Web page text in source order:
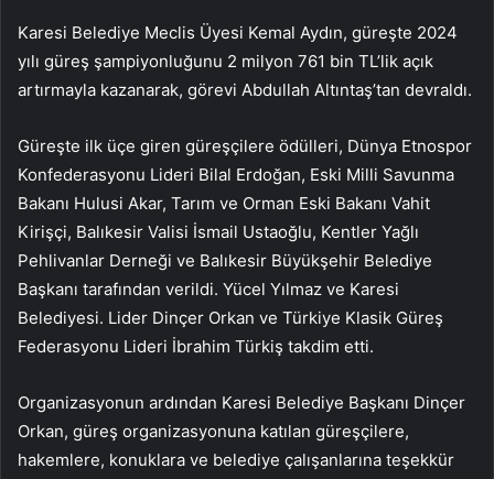
Karesi Belediye Meclis Üyesi Kemal Aydın, güreşte 2024
yılı güreş şampiyonluğunu 2 milyon 761 bin TL’lik açık
artırmayla kazanarak, görevi Abdullah Altıntaş’tan devraldı.
Güreşte ilk üçe giren güreşçilere ödülleri, Dünya Etnospor
Konfederasyonu Lideri Bilal Erdoğan, Eski Milli Savunma
Bakanı Hulusi Akar, Tarım ve Orman Eski Bakanı Vahit
Kirişçi, Balıkesir Valisi İsmail Ustaoğlu, Kentler Yağlı
Pehlivanlar Derneği ve Balıkesir Büyükşehir Belediye
Başkanı tarafından verildi. Yücel Yılmaz ve Karesi
Belediyesi. Lider Dinçer Orkan ve Türkiye Klasik Güreş
Federasyonu Lideri İbrahim Türkiş takdim etti.
Organizasyonun ardından Karesi Belediye Başkanı Dinçer
Orkan, güreş organizasyonuna katılan güreşçilere,
hakemlere, konuklara ve belediye çalışanlarına teşekkür